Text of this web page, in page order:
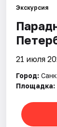
Города
Площадки
Рейтинги
Экскурсия
21 июля
Город:
Площадка: